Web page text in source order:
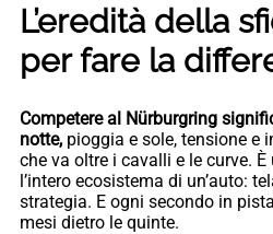
L’eredità della
per fare la
Competere al Nürburgring
notte, pioggia e sole, tensione e
che va oltre i cavalli e le curve.
l’intero ecosistema di un’auto:
strategia. E ogni secondo in
mesi dietro le quinte.